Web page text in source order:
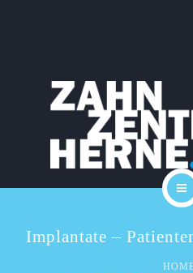
LEISTUNGEN
KOSTEN
SERVICE
KONTAKT
Implantate –